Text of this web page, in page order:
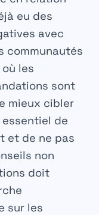
eu des
avec
communautés
les
sont
mieux cibler
de
et de ne pas
non
doit
sur les